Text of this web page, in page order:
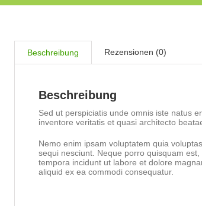
Beschreibung Rezensionen (0)
Beschreibung
Sed ut perspiciatis unde omnis iste natus
inventore veritatis et quasi architecto
Nemo enim ipsam voluptatem quia
sequi nesciunt. Neque porro quisquam
tempora incidunt ut labore et dolore
aliquid ex ea commodi consequatur.